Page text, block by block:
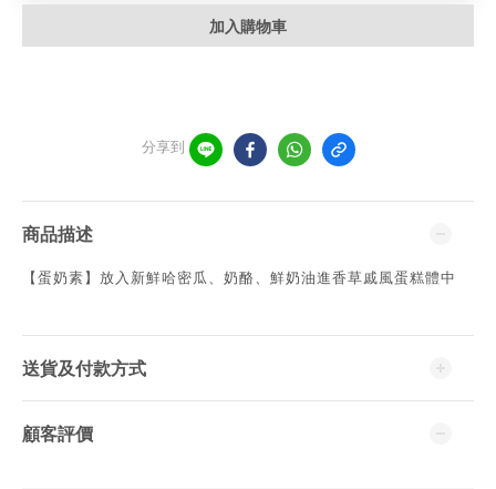
加入購物車
分享到
商品描述
【蛋奶素】放入新鮮哈密瓜、奶酪、鮮奶油進香草戚風蛋糕體中
送貨及付款方式
顧客評價